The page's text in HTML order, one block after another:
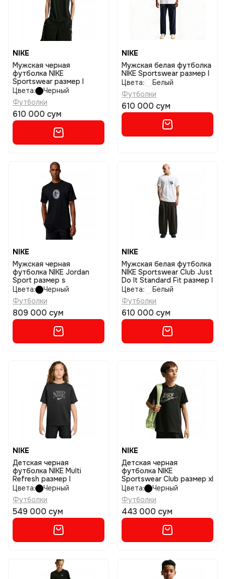
NIKE
Мужская черная
футболка NIKE
Sportswear размер l
Цвета:
Черный
Футболки
610 000 сум
NIKE
Мужская белая футболка
NIKE Sportswear размер l
Цвета:
Белый
Футболки
610 000 сум
NIKE
Мужская черная
футболка NIKE Jordan
Sport размер s
Цвета:
Черный
Футболки
809 000 сум
NIKE
Мужская белая футболка
NIKE Sportswear Club Just
Do It Standard Fit размер l
Цвета:
Белый
Футболки
610 000 сум
NIKE
Детская черная
футболка NIKE Multi
Refresh размер l
Цвета:
Черный
Футболки
549 000 сум
NIKE
Детская черная
футболка NIKE
Sportswear Club размер xl
Цвета:
Черный
Футболки
443 000 сум